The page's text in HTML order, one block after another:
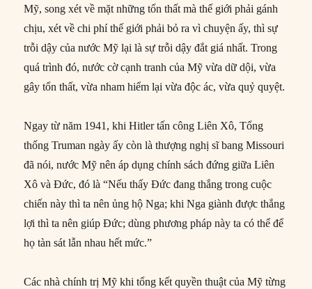
Mỹ, song xét về mặt những tổn thất mà thế giới phải gánh
chịu, xét về chi phí thế giới phải bỏ ra vì chuyện ấy, thì sự
trỗi dậy của nước Mỹ lại là sự trỗi dậy đắt giá nhất. Trong
quá trình đó, nước cờ cạnh tranh của Mỹ vừa dữ dội, vừa
gây tổn thất, vừa nham hiểm lại vừa độc ác, vừa quỷ quyệt.
Ngay từ năm 1941, khi Hitler tấn công Liên Xô, Tổng
thống Truman ngày ấy còn là thượng nghị sĩ bang Missouri
đã nói, nước Mỹ nên áp dụng chính sách đứng giữa Liên
Xô và Đức, đó là “Nếu thấy Đức đang thắng trong cuộc
chiến này thì ta nên ủng hộ Nga; khi Nga giành được thắng
lợi thì ta nên giúp Đức; dùng phương pháp này ta có thể để
họ tàn sát lẫn nhau hết mức.”
Các nhà chính trị Mỹ khi tổng kết quyền thuật của Mỹ từng